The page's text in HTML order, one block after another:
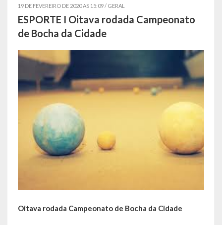
Governo
Conselhos Municipais
Gabinete do Prefeito Municipal
Procuradoria e Assessoria Jurídica
Coordenadoria do Sistema de Controle Interno
Acompanhamento de Ações e Obras
Agricultura e Meio Ambiente
19 DE FEVEREIRO DE 2020 AS 15:09 / GERAL
ESPORTE I Oitava rodada Campeonato
de Bocha da Cidade
Oitava rodada Campeonato de Bocha da Cidade